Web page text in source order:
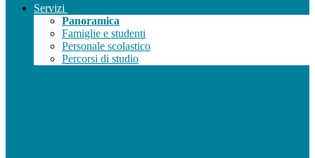
Servizi
Panoramica
Famiglie e studenti
Personale scolastico
Percorsi di studio